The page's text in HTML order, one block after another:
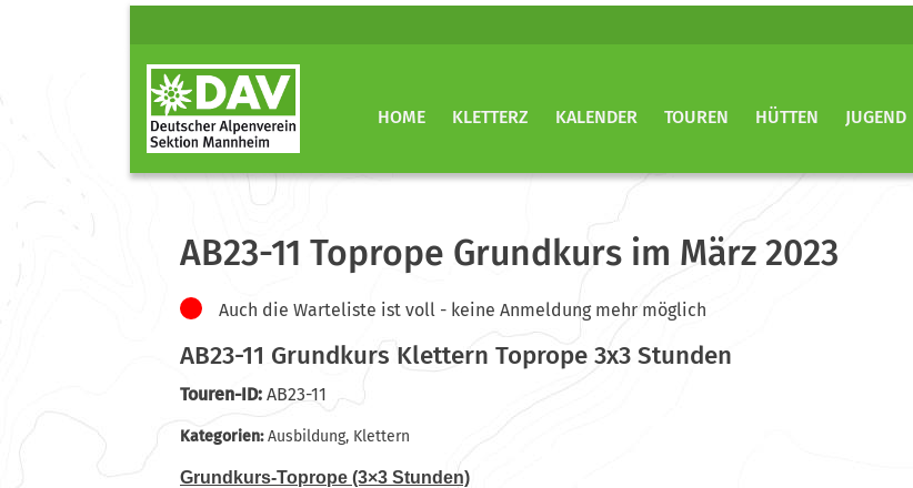
HOME KLETTERZ KALENDER TOUREN HÜTTEN JUGEND
AB23-11 Toprope Grundkurs im März 2023
Auch die Warteliste ist voll - keine Anmeldung mehr möglich
AB23-11 Grundkurs Klettern Toprope 3x3 Stunden
Touren-ID: AB23-11
Kategorien:Ausbildung, Klettern
Grundkurs-Toprope (3×3 Stunden)